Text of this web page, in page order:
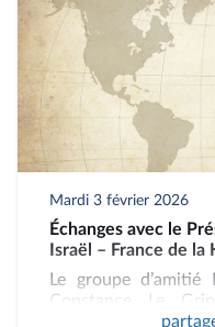
perspectives d’un
Les députés ont
sur les objectifs
neutralisation des
balistiques
évoqué la montée de
l’évolution de la
israélienne.
Mardi 3 février 2026
Échanges avec le
Israël – France de la
Le groupe
Constance Le
échangé avec le